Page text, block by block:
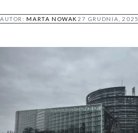
AUTOR:MARTA NOWAK 27 GRUDNIA, 2025